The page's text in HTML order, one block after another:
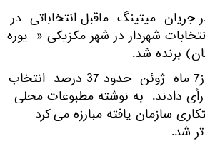
جریان میتینگ ماقبل انتخاباتی در
شهردار در شهر مکزیکی « یوره
برنده شد.
در جریان انتخابات روز7 ماه ژوئن حدود 37 درصد انتخاب
دادند. به نوشته مطبوعات محلی
سازمان یافته مبارزه می کرد
شد.